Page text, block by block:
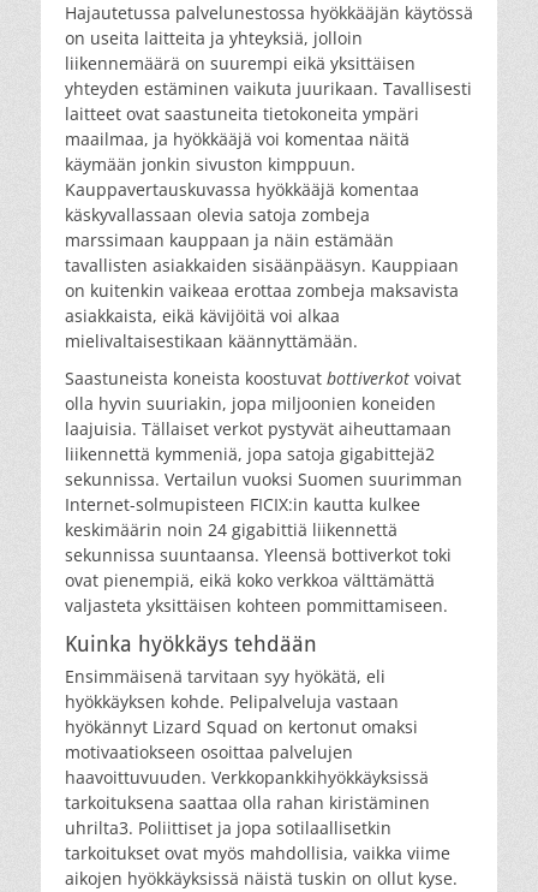
Hajautetussa palvelunestossa hyökkääjän käytössä
on useita laitteita ja yhteyksiä, jolloin
liikennemäärä on suurempi eikä yksittäisen
yhteyden estäminen vaikuta juurikaan. Tavallisesti
laitteet ovat saastuneita tietokoneita ympäri
maailmaa, ja hyökkääjä voi komentaa näitä
käymään jonkin sivuston kimppuun.
Kauppavertauskuvassa hyökkääjä komentaa
käskyvallassaan olevia satoja zombeja
marssimaan kauppaan ja näin estämään
tavallisten asiakkaiden sisäänpääsyn. Kauppiaan
on kuitenkin vaikeaa erottaa zombeja maksavista
asiakkaista, eikä kävijöitä voi alkaa
mielivaltaisestikaan käännyttämään.
Saastuneista koneista koostuvat bottiverkot voivat
olla hyvin suuriakin, jopa miljoonien koneiden
laajuisia. Tällaiset verkot pystyvät aiheuttamaan
liikennettä kymmeniä, jopa satoja gigabittejä2
sekunnissa. Vertailun vuoksi Suomen suurimman
Internet-solmupisteen FICIX:in kautta kulkee
keskimäärin noin 24 gigabittiä liikennettä
sekunnissa suuntaansa. Yleensä bottiverkot toki
ovat pienempiä, eikä koko verkkoa välttämättä
valjasteta yksittäisen kohteen pommittamiseen.
Kuinka hyökkäys tehdään
Ensimmäisenä tarvitaan syy hyökätä, eli
hyökkäyksen kohde. Pelipalveluja vastaan
hyökännyt Lizard Squad on kertonut omaksi
motivaatiokseen osoittaa palvelujen
haavoittuvuuden. Verkkopankkihyökkäyksissä
tarkoituksena saattaa olla rahan kiristäminen
uhrilta3. Poliittiset ja jopa sotilaallisetkin
tarkoitukset ovat myös mahdollisia, vaikka viime
aikojen hyökkäyksissä näistä tuskin on ollut kyse.